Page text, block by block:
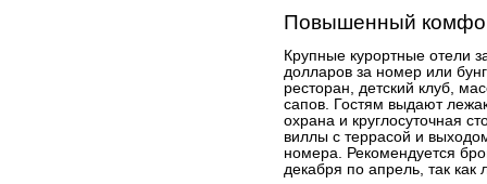
Повышенный
Крупные курортные отели
долларов за номер или
ресторан, детский клуб,
сапов. Гостям выдают
охрана и круглосуточная
виллы с террасой и
номера. Рекомендуется
декабря по апрель, так как